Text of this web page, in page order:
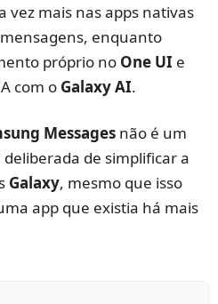
vez mais nas apps nativas
enquanto
próprio no One UI e
com o Galaxy AI.
Messages não é um
de simplificar a
Galaxy, mesmo que isso
app que existia há mais